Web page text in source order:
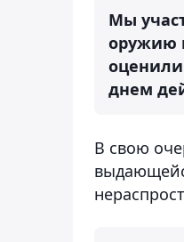
Мы
оружию
днем
В свою